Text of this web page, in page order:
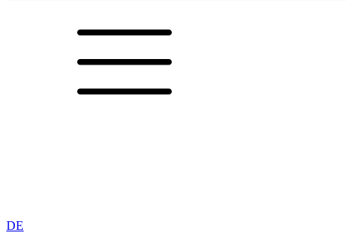
DE